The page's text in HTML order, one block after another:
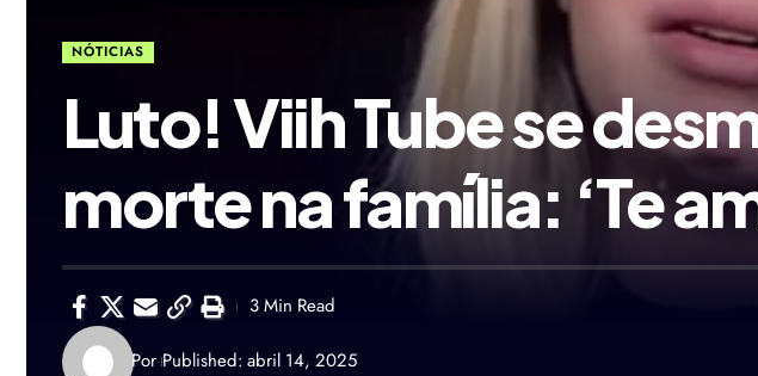
NÓTICIAS
Luto! Viih Tube se
morte na família: ‘Te
Por Published: abril 14, 2025
3 Min Read